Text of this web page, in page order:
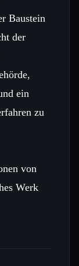
Baustein
der
ein
zu
von
Werk